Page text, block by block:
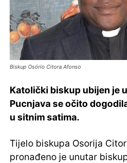
Biskup Osório Citora Afonso
Katolički biskup ubijen je
Pucnjava se očito
u sitnim satima.
Tijelo biskupa Osorija
pronađeno je unutar